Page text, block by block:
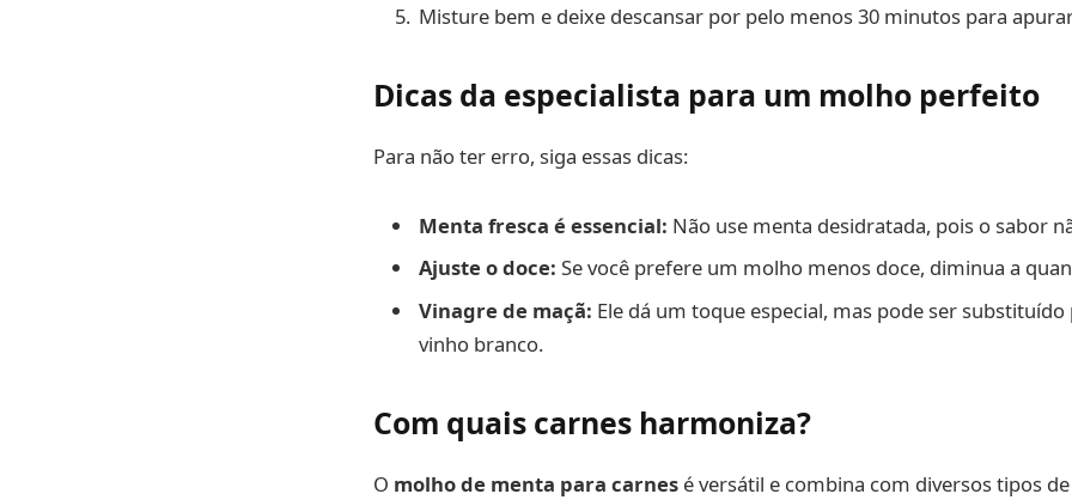
Misture bem e deixe descansar por pelo menos 30 minutos para
Dicas da especialista para um molho perfeito
Para não ter erro, siga essas dicas:
Menta fresca é essencial: Não use menta desidratada, pois o sabor
Ajuste o doce: Se você prefere um molho menos doce, diminua a
Vinagre de maçã: Ele dá um toque especial, mas pode ser
vinho branco.
Com quais carnes harmoniza?
O molho de menta para carnes é versátil e combina com diversos tipos